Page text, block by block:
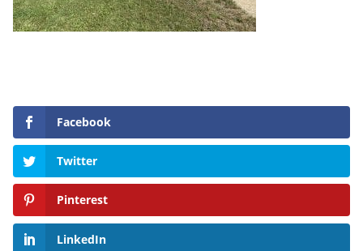
Facebook
Twitter
Pinterest
LinkedIn